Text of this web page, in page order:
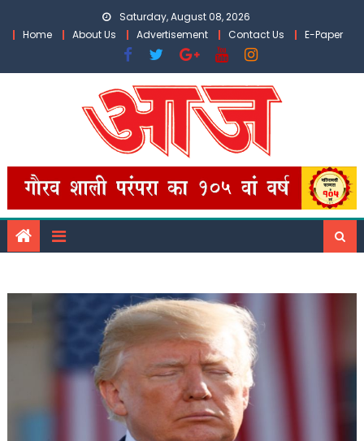
Saturday, August 08, 2026
Home
About Us Advertisement Contact Us E-Paper